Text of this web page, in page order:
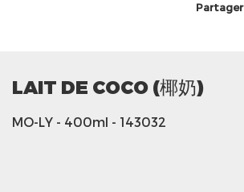
Partager
LAIT DE COCO (椰奶)
MO-LY - 400ml - 143032